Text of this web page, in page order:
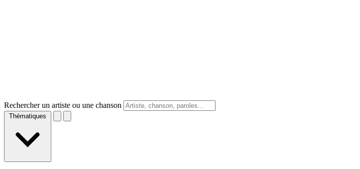
Rechercher un artiste ou une chanson
Thématiques